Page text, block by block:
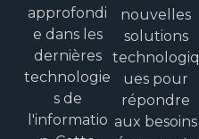
approfondi
e dans les
dernières
technologie
s de
l'informatio
nouvelles
solutions
technologiq
ues pour
répondre
aux besoins